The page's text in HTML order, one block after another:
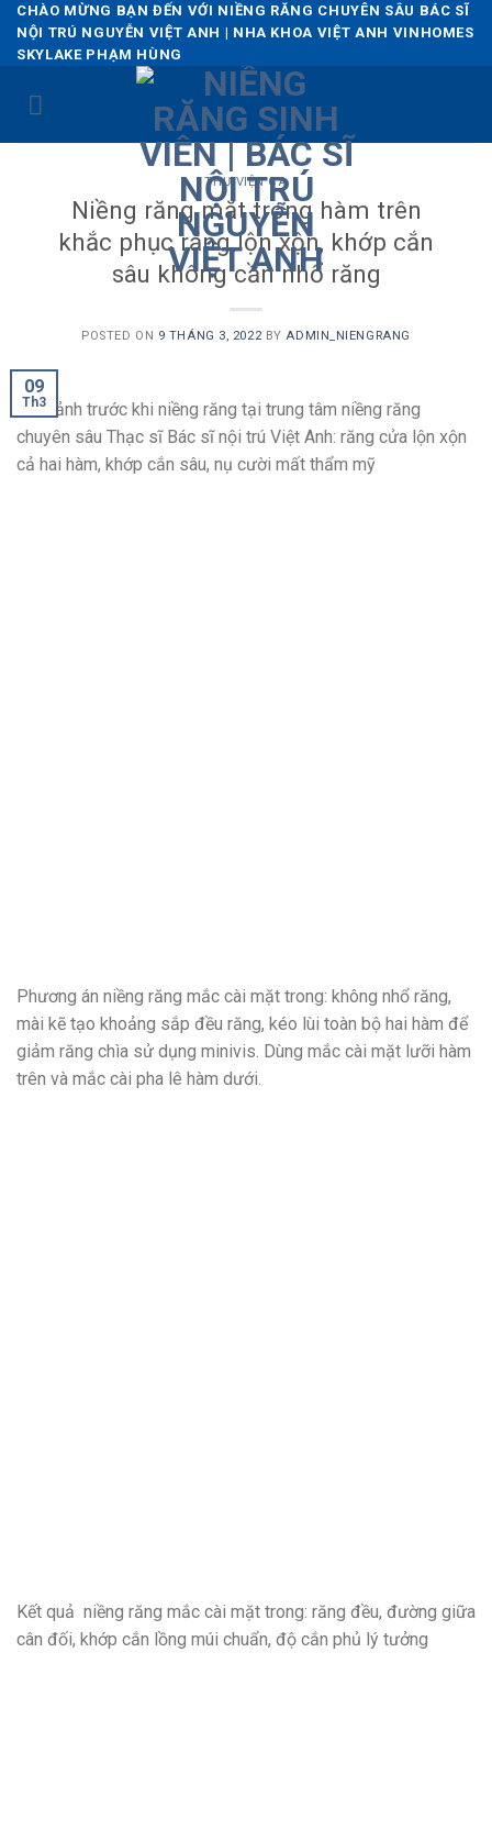
Skip
content
CHÀO MỪNG BẠN ĐẾN VỚI NIỀNG RĂNG CHUYÊN SÂU BÁC SĨ
NỘI TRÚ NGUYỄN VIỆT ANH | NHA KHOA VIỆT ANH VINHOMES
SKYLAKE PHẠM HÙNG
THƯ VIỆN CA
Niềng răng mặt trong hàm trên
khắc phục răng lộn xộn, khớp cắn
sâu không cần nhổ răng
POSTED ON 9 THÁNG 3, 2022 BY ADMIN_NIENGRANG
09
Th3
Hình ảnh trước khi niềng răng tại trung tâm niềng răng
chuyên sâu Thạc sĩ Bác sĩ nội trú Việt Anh: răng cửa lộn xộn
cả hai hàm, khớp cắn sâu, nụ cười mất thẩm mỹ
Phương án niềng răng mắc cài mặt trong: không nhổ răng,
mài kẽ tạo khoảng sắp đều răng, kéo lùi toàn bộ hai hàm để
giảm răng chìa sử dụng minivis. Dùng mắc cài mặt lưỡi hàm
trên và mắc cài pha lê hàm dưới.
Kết quả niềng răng mắc cài mặt trong: răng đều, đường giữa
cân đối, khớp cắn lồng múi chuẩn, độ cắn phủ lý tưởng